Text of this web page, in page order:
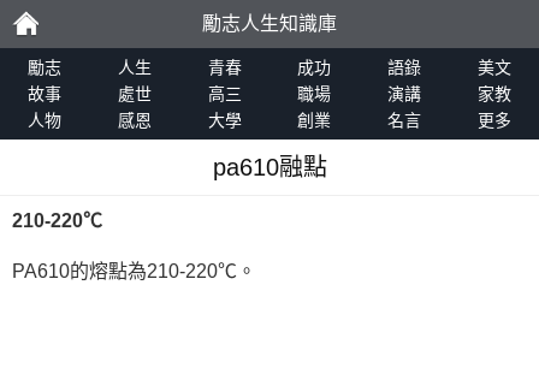
勵
志
勵志人生知識庫
勵志 人生 青春 成功 語錄
美文
故事
處世 高三 職場 演講
家教
人物
感恩 大學 創業 名言 更多
pa610融點
210-220℃
PA610的熔點為210-220℃。